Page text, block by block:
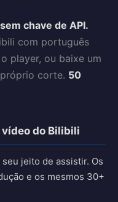
chave de API.
com português
player, ou baixe um
corte. 50
do Bilibili
jeito de assistir. Os
e os mesmos 30+